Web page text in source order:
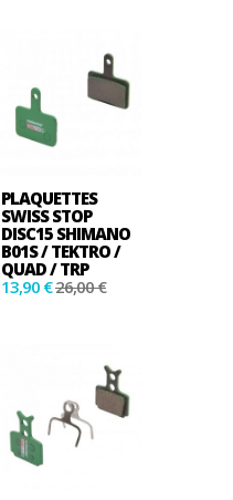
PLAQUETTES
SWISS STOP
DISC15 SHIMANO
B01S / TEKTRO /
QUAD / TRP
13,90 €26,00 €